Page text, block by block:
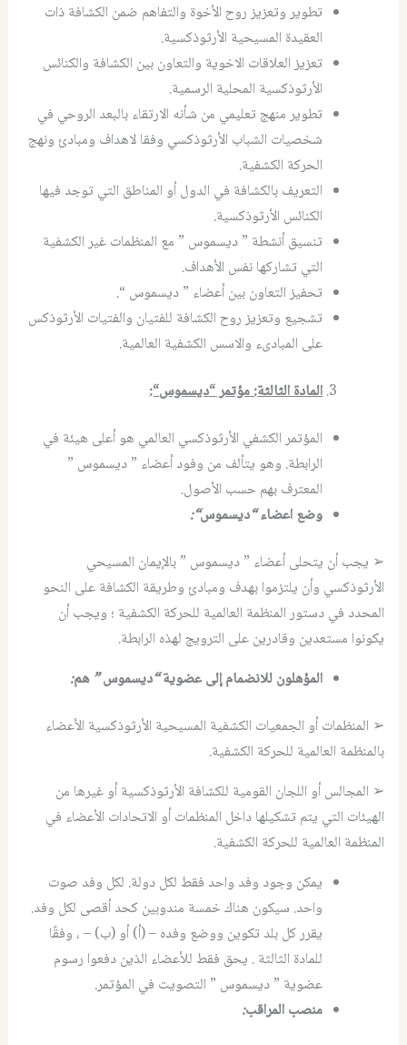
تطوير وتعزيز روح الأخوة والتفاهم ضمن الكشافة ذات
العقيدة المسيحية الأرثوذكسية.
تعزيز العلاقات الاخوية والتعاون بين الكشافة والكنائس
الأرثوذكسية المحلية الرسمية.
تطوير منهج تعليمي من شأنه الارتقاء بالبعد الروحي في
شخصيات الشباب الأرثوذكسي وفقا لاهداف ومبادئ ونهج
الحركة الكشفية.
التعريف بالكشافة في الدول أو المناطق التي توجد فيها
الكنائس الأرثوذكسية.
تنسيق أنشطة ” ديسموس ” مع المنظمات غير الكشفية
التي تشاركها نفس الأهداف.
تحفيز التعاون بين أعضاء ” ديسموس “.
تشجيع وتعزيز روح الكشافة للفتيان والفتيات الأرثوذكس
على المبادىء والاسس الكشفية العالمية.
المادة الثالثة:مؤتمر“ديسموس“:
المؤتمر الكشفي الأرثوذكسي العالمي هو أعلى هيئة في
الرابطة. وهو يتألف من وفود أعضاء ” ديسموس ”
المعترف بهم حسب الأصول.
وضع اعضاء“ديسموس“:
➢ يجب أن يتحلى أعضاء ” ديسموس ” بالإيمان المسيحي
الأرثوذكسي وأن يلتزموا بهدف ومبادئ وطريقة الكشافة على النحو
المحدد في دستور المنظمة العالمية للحركة الكشفية ؛ ويجب أن
يكونوا مستعدين وقادرين على الترويج لهذه الرابطة.
المؤهلون للانضمامإلىعضوية“ديسموس”هم:
➢ المنظمات أو الجمعيات الكشفية المسيحية الأرثوذكسية الأعضاء
بالمنظمة العالمية للحركة الكشفية.
➢ المجالس أو اللجان القومية للكشافة الأرثوذكسية أو غيرها من
الهيئات التي يتم تشكيلها داخل المنظمات أو الاتحادات الأعضاء في
المنظمة العالمية للحركة الكشفية.
يمكن وجود وفد واحد فقط لكل دولة. لكل وفد صوت
واحد. سيكون هناك خمسة مندوبين كحد أقصى لكل وفد.
يقرر كل بلد تكوين ووضع وفده – (أ) أو (ب) – ، وفقًا
للمادة الثالثة . يحق فقط للأعضاء الذين دفعوا رسوم
عضوية ” ديسموس ” التصويت في المؤتمر.
منصب المراقب: